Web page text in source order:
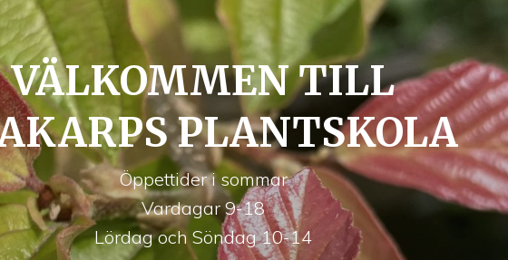
VÄLKOMMEN TILL
PLANTSKOLA
Öppettider i sommar
Vardagar 9-18
Lördag och Söndag 10-14